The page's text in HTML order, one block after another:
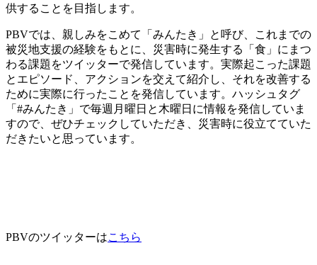
供することを目指します。
PBVでは、親しみをこめて「みんたき」と呼び、これまでの
被災地支援の経験をもとに、災害時に発生する「食」にまつ
わる課題をツイッターで発信しています。実際起こった課題
とエピソード、アクションを交えて紹介し、それを改善する
ために実際に行ったことを発信しています。ハッシュタグ
「#みんたき」で毎週月曜日と木曜日に情報を発信していま
すので、ぜひチェックしていただき、災害時に役立てていた
だきたいと思っています。
PBVのツイッターはこちら